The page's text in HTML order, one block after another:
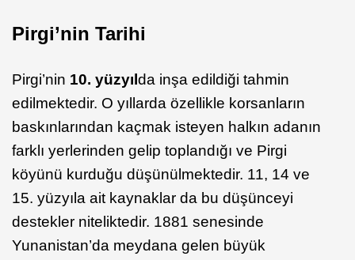
Pirgi’nin Tarihi
Pirgi’nin 10. yüzyıl da inşa edildiği tahmin
edilmektedir. O yıllarda özellikle korsanların
baskınlarından kaçmak isteyen halkın adanın
farklı yerlerinden gelip toplandığı ve Pirgi
köyünü kurduğu düşünülmektedir. 11, 14 ve
15. yüzyıla ait kaynaklar da bu düşünceyi
destekler niteliktedir. 1881 senesinde
Yunanistan’da meydana gelen büyük